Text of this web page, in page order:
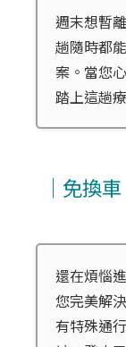
週末想暫
趟隨時都
案。當您
踏上這趟
｜免換
還在煩惱
您完美解
有特殊通